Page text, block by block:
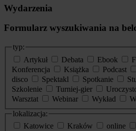
Wydarzenia
Formularz wyszukiwania na
typ:
Artykuł
Debata Ebook
Konferencja
Książka Podcast
disco
Spektakl Spotkanie
Szkolenie
Turniej-gier
Warsztat
Webinar Wykład
lokalizacja:
Katowice
Kraków online